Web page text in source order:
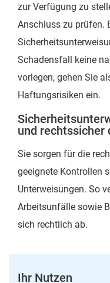
zur Verfügung zu
Anschluss zu prüfen.
Schadensfall keine
vorlegen, gehen Sie
Haftungsrisiken ein.
und rechtssicher
Sie sorgen für die
geeignete Kontrollen
Unterweisungen. So
Arbeitsunfälle sowie
sich rechtlich ab.
Ihr Nutzen